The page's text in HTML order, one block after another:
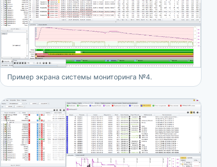
Пример экрана системы мониторинга №4.